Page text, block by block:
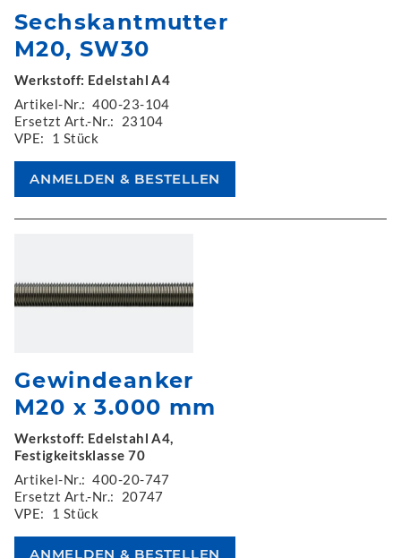
Sechskantmutter
M20, SW30
Werkstoff: Edelstahl A4
Artikel-Nr.: 400-23-104
Ersetzt Art.-Nr.:
23104
VPE:
1 Stück
Gewindeanker
M20 x 3.000 mm
Werkstoff: Edelstahl A4,
Festigkeitsklasse 70
Artikel-Nr.: 400-20-747
Ersetzt Art.-Nr.:
20747
VPE:
1 Stück